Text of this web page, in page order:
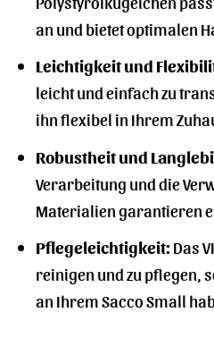
an und bietet optimalen
Leichtigkeit und
leicht und einfach zu
ihn flexibel in Ihrem
Robustheit und
Verarbeitung und die
Materialien garantieren
Pflegeleichtigkeit:Das
reinigen und zu pflegen,
an Ihrem Sacco Small